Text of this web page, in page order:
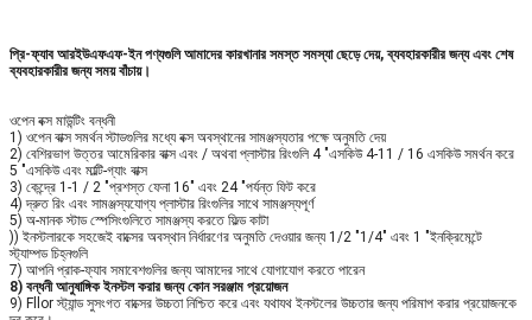
প্রি-ফ্যাব আরইউএফএফ-ইন পণ্যগুলি আমাদের কারখানার সমস্ত সমস্যা ছেড়ে দেয়, ব্যবহারকারীর জন্য এবং শেষ
ব্যবহারকারীর জন্য সময় বাঁচায়।
ওপেন বক্স মাউন্টিং বন্ধনী
1) ওপেন বাক্স সমর্থন স্টাডগুলির মধ্যে বক্স অবস্থানের সামঞ্জস্যতার পক্ষে অনুমতি দেয়
2) বেশিরভাগ উত্তর আমেরিকার বাক্স এবং / অথবা প্লাস্টার রিংগুলি 4 "এসকিউ 4-11 / 16 এসকিউ সমর্থন করে
5 "এসকিউ এবং মাল্টি-গ্যাং বাক্স
3) কেন্দ্রে 1-1 / 2 "প্রশস্ত ফেনা 16" এবং 24 "পর্যন্ত ফিট করে
4) দ্রুত রিং এবং সামঞ্জস্যযোগ্য প্লাস্টার রিংগুলির সাথে সামঞ্জস্যপূর্ণ
5) অ-মানক স্টাড স্পেসিংগুলিতে সামঞ্জস্য করতে ফিল্ড কাটা
)) ইনস্টলারকে সহজেই বাক্সের অবস্থান নির্ধারণের অনুমতি দেওয়ার জন্য 1/2 "1/4" এবং 1 "ইনক্রিমেন্টে
স্ট্যাম্পড চিহ্নগুলি
7) আপনি প্রাক-ফ্যাব সমাবেশগুলির জন্য আমাদের সাথে যোগাযোগ করতে পারেন
8) বন্ধনী আনুষাঙ্গিক ইনস্টল করার জন্য কোন সরঞ্জাম প্রয়োজন
9) Fllor স্ট্যান্ড সুসংগত বাক্সের উচ্চতা নিশ্চিত করে এবং যথাযথ ইনস্টলের উচ্চতার জন্য পরিমাপ করার প্রয়োজনকে